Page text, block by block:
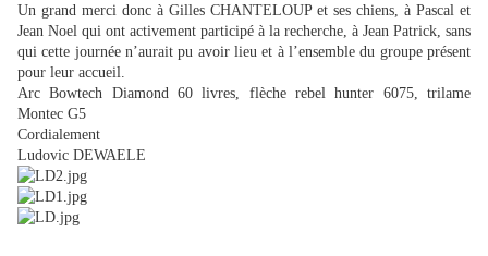
Un grand merci donc à Gilles CHANTELOUP et ses chiens, à Pascal et
Jean Noel qui ont activement participé à la recherche, à Jean Patrick, sans
qui cette journée n’aurait pu avoir lieu et à l’ensemble du groupe présent
pour leur accueil.
Arc Bowtech Diamond 60 livres, flèche rebel hunter 6075, trilame
Montec G5
Cordialement
Ludovic DEWAELE